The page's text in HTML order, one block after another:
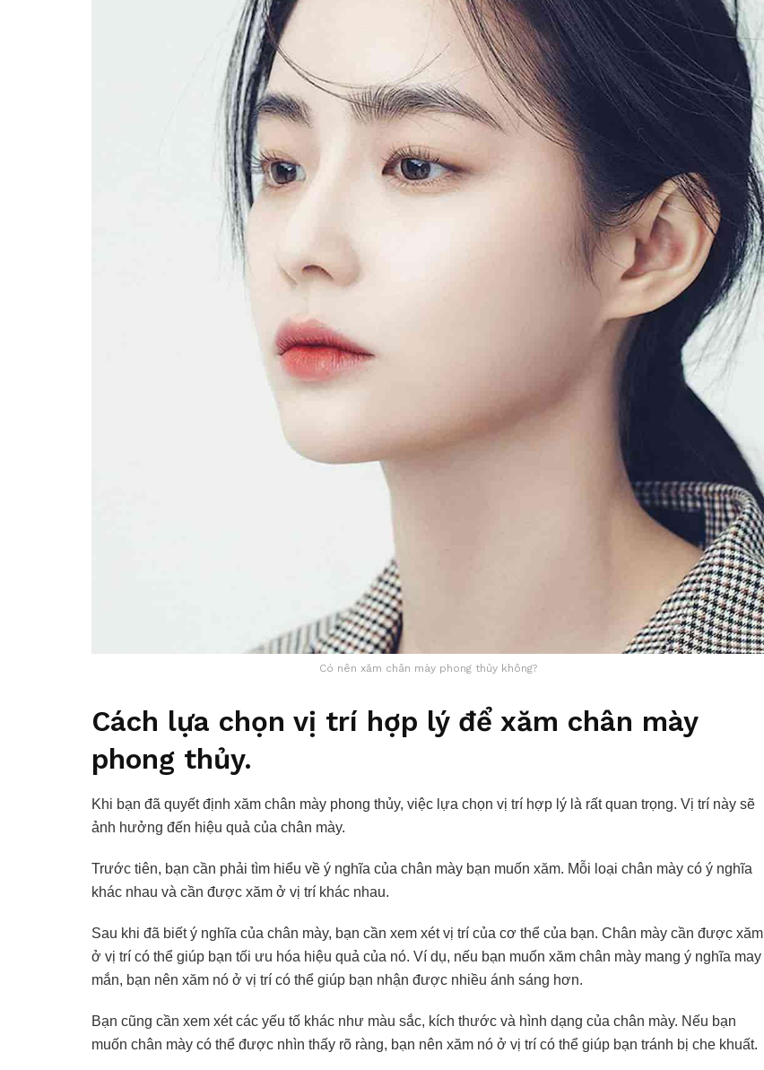
Có nên xăm chân mày phong thủy không?
Cách lựa chọn vị trí hợp lý để xăm chân mày
phong thủy.
Khi bạn đã quyết định xăm chân mày phong thủy, việc lựa chọn vị trí hợp lý là rất quan trọng. Vị trí này sẽ
ảnh hưởng đến hiệu quả của chân mày.
Trước tiên, bạn cần phải tìm hiểu về ý nghĩa của chân mày bạn muốn xăm. Mỗi loại chân mày có ý nghĩa
khác nhau và cần được xăm ở vị trí khác nhau.
Sau khi đã biết ý nghĩa của chân mày, bạn cần xem xét vị trí của cơ thể của bạn. Chân mày cần được xăm
ở vị trí có thể giúp bạn tối ưu hóa hiệu quả của nó. Ví dụ, nếu bạn muốn xăm chân mày mang ý nghĩa may
mắn, bạn nên xăm nó ở vị trí có thể giúp bạn nhận được nhiều ánh sáng hơn.
Bạn cũng cần xem xét các yếu tố khác như màu sắc, kích thước và hình dạng của chân mày. Nếu bạn
muốn chân mày có thể được nhìn thấy rõ ràng, bạn nên xăm nó ở vị trí có thể giúp bạn tránh bị che khuất.